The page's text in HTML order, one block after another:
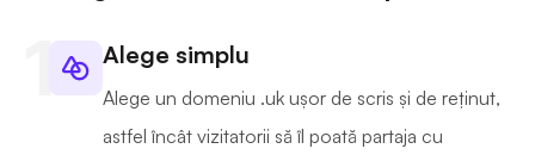
Alege simplu
Alege un domeniu .uk ușor de scris și de reținut,
astfel încât vizitatorii să îl poată partaja cu